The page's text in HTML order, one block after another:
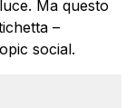
Ma questo
–
social.